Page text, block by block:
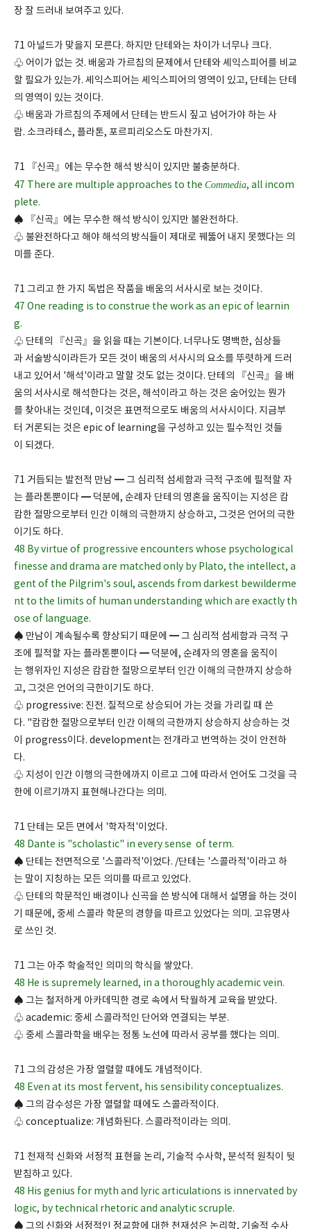
장 잘 드러내 보여주고 있다.
71 아널드가 맞을지 모른다. 하지만 단테와는 차이가 너무나 크다.
♧ 어이가 없는 것. 배움과 가르침의 문제에서 단테와 셰익스피어를 비교
할 필요가 있는가. 셰익스피어는 셰익스피어의 영역이 있고, 단테는 단테
의 영역이 있는 것이다.
♧ 배움과 가르침의 주제에서 단테는 반드시 짚고 넘어가야 하는 사
람. 소크라테스, 플라톤, 포르피리오스도 마찬가지.
71 『신곡』에는 무수한 해석 방식이 있지만 불충분하다.
47 There are multiple approaches to the Commedia, all incom
plete.
♠ 『신곡』에는 무수한 해석 방식이 있지만 불완전하다.
♧ 불완전하다고 해야 해석의 방식들이 제대로 꿰뚫어 내지 못했다는 의
미를 준다.
71 그리고 한 가지 독법은 작품을 배움의 서사시로 보는 것이다.
47 One reading is to construe the work as an epic of learnin
g.
♧ 단테의 『신곡』을 읽을 때는 기본이다. 너무나도 명백한, 심상들
과 서술방식이라든가 모든 것이 배움의 서사시의 요소를 뚜렷하게 드러
내고 있어서 '해석'이라고 말할 것도 없는 것이다. 단테의 『신곡』을 배
움의 서사시로 해석한다는 것은, 해석이라고 하는 것은 숨어있는 뭔가
를 찾아내는 것인데, 이것은 표면적으로도 배움의 서사시이다. 지금부
터 거론되는 것은 epic of learning을 구성하고 있는 필수적인 것들
이 되겠다.
71 거듭되는 발전적 만남 ━ 그 심리적 섬세함과 극적 구조에 필적할 자
는 플라톤뿐이다 ━ 덕분에, 순례자 단테의 영혼을 움직이는 지성은 캄
캄한 절망으로부터 인간 이해의 극한까지 상승하고, 그것은 언어의 극한
이기도 하다.
48 By virtue of progressive encounters whose psychological
finesse and drama are matched only by Plato, the intellect, a
gent of the Pilgrim's soul, ascends from darkest bewilderme
nt to the limits of human understanding which are exactly th
ose of language.
♠ 만남이 계속될수록 향상되기 때문에 ━ 그 심리적 섬세함과 극적 구
조에 필적할 자는 플라톤뿐이다 ━ 덕분에, 순례자의 영혼을 움직이
는 행위자인 지성은 캄캄한 절망으로부터 인간 이해의 극한까지 상승하
고, 그것은 언어의 극한이기도 하다.
♧ progressive: 진전. 질적으로 상승되어 가는 것을 가리킬 때 쓴
다. "캄캄한 절망으로부터 인간 이해의 극한까지 상승하지 상승하는 것
이 progress이다. development는 전개라고 번역하는 것이 안전하
다.
♧ 지성이 인간 이행의 극한에까지 이르고 그에 따라서 언어도 그것을 극
한에 이르기까지 표현해나간다는 의미.
71 단테는 모든 면에서 '학자적'이었다.
48 Dante is "scholastic" in every sense of term.
♠ 단테는 전면적으로 '스콜라적'이었다. /단테는 '스콜라적'이라고 하
는 말이 지칭하는 모든 의미를 따르고 있었다.
♧ 단테의 학문적인 배경이나 신곡을 쓴 방식에 대해서 설명을 하는 것이
기 때문에, 중세 스콜라 학문의 경향을 따르고 있었다는 의미. 고유명사
로 쓰인 것.
71 그는 아주 학술적인 의미의 학식을 쌓았다.
48 He is supremely learned, in a thoroughly academic vein.
♠ 그는 철저하게 아카데믹한 경로 속에서 탁월하게 교육을 받았다.
♧ academic: 중세 스콜라적인 단어와 연결되는 부분.
♧ 중세 스콜라학을 배우는 정통 노선에 따라서 공부를 했다는 의미.
71 그의 감성은 가장 열렬할 때에도 개념적이다.
48 Even at its most fervent, his sensibility conceptualizes.
♠ 그의 감수성은 가장 열렬할 때에도 스콜라적이다.
♧ conceptualize: 개념화된다. 스콜라적이라는 의미.
71 천재적 신화와 서정적 표현을 논리, 기술적 수사학, 분석적 원칙이 뒷
받침하고 있다.
48 His genius for myth and lyric articulations is innervated by
logic, by technical rhetoric and analytic scruple.
♠ 그의 신화와 서정적인 정교함에 대한 천재성은 논리학, 기술적 수사